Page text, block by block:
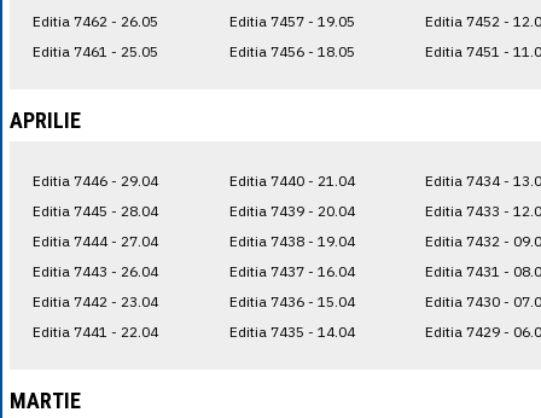
Editia 7462 - 26.05
Editia 7461 - 25.05
Editia 7457 - 19.05
Editia 7456 - 18.05
Editia 7452 -
Editia 7451 -
APRILIE
Editia 7446 - 29.04
Editia 7445 - 28.04
Editia 7444 - 27.04
Editia 7443 - 26.04
Editia 7442 - 23.04
Editia 7441 - 22.04
Editia 7440 - 21.04
Editia 7439 - 20.04
Editia 7438 - 19.04
Editia 7437 - 16.04
Editia 7436 - 15.04
Editia 7435 - 14.04
Editia 7434 -
Editia 7433 -
Editia 7432 -
Editia 7431 -
Editia 7430 -
Editia 7429 -
MARTIE